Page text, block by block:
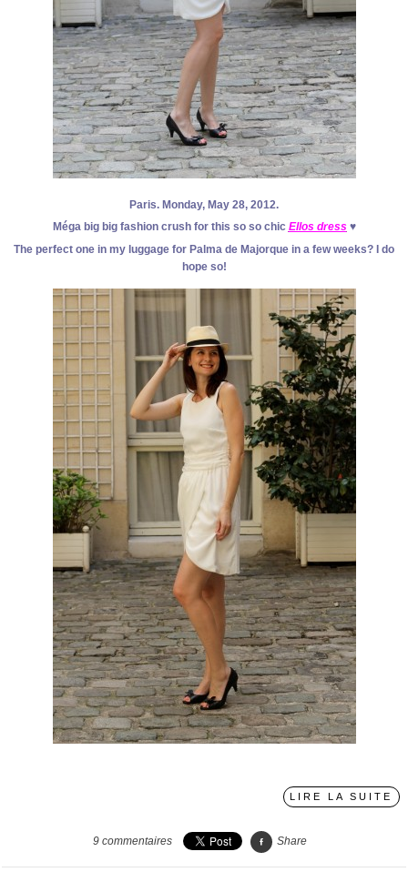
Paris. Monday, May 28, 2012.
Méga big big fashion crush for this so so chic Ellos dress♥
The perfect one in my luggage for Palma de Majorque in a few weeks? I do
hope so!
LIRE LA SUITE
9 commentaires Share